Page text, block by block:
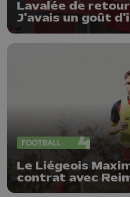
Lavalée de
J'avais un goût
FOOTBALL
Le Liégeois
contrat avec
l'Antwerp